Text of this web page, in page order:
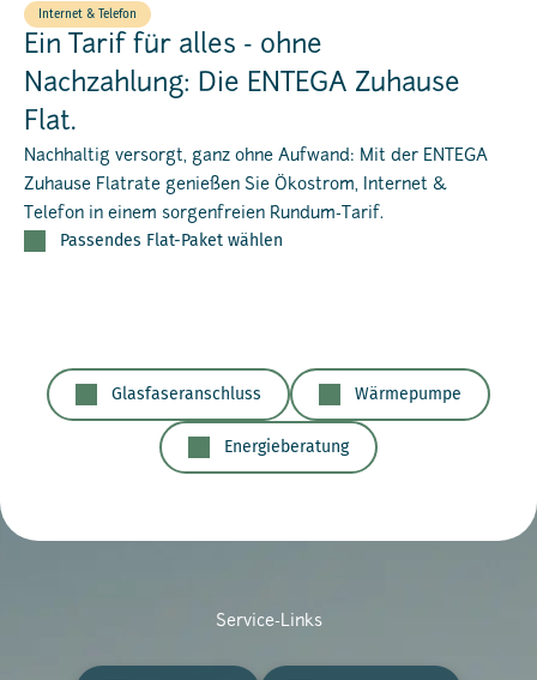
Internet & Telefon
Ein Tarif für alles - ohne
Nachzahlung: Die ENTEGA Zuhause
Flat.
Nachhaltig versorgt, ganz ohne Aufwand: Mit der ENTEGA
Zuhause Flatrate genießen Sie Ökostrom, Internet &
Telefon in einem sorgenfreien Rundum-Tarif.
Passendes Flat-Paket wählen
Glasfaseranschluss Wärmepumpe
Energieberatung
Service-Links